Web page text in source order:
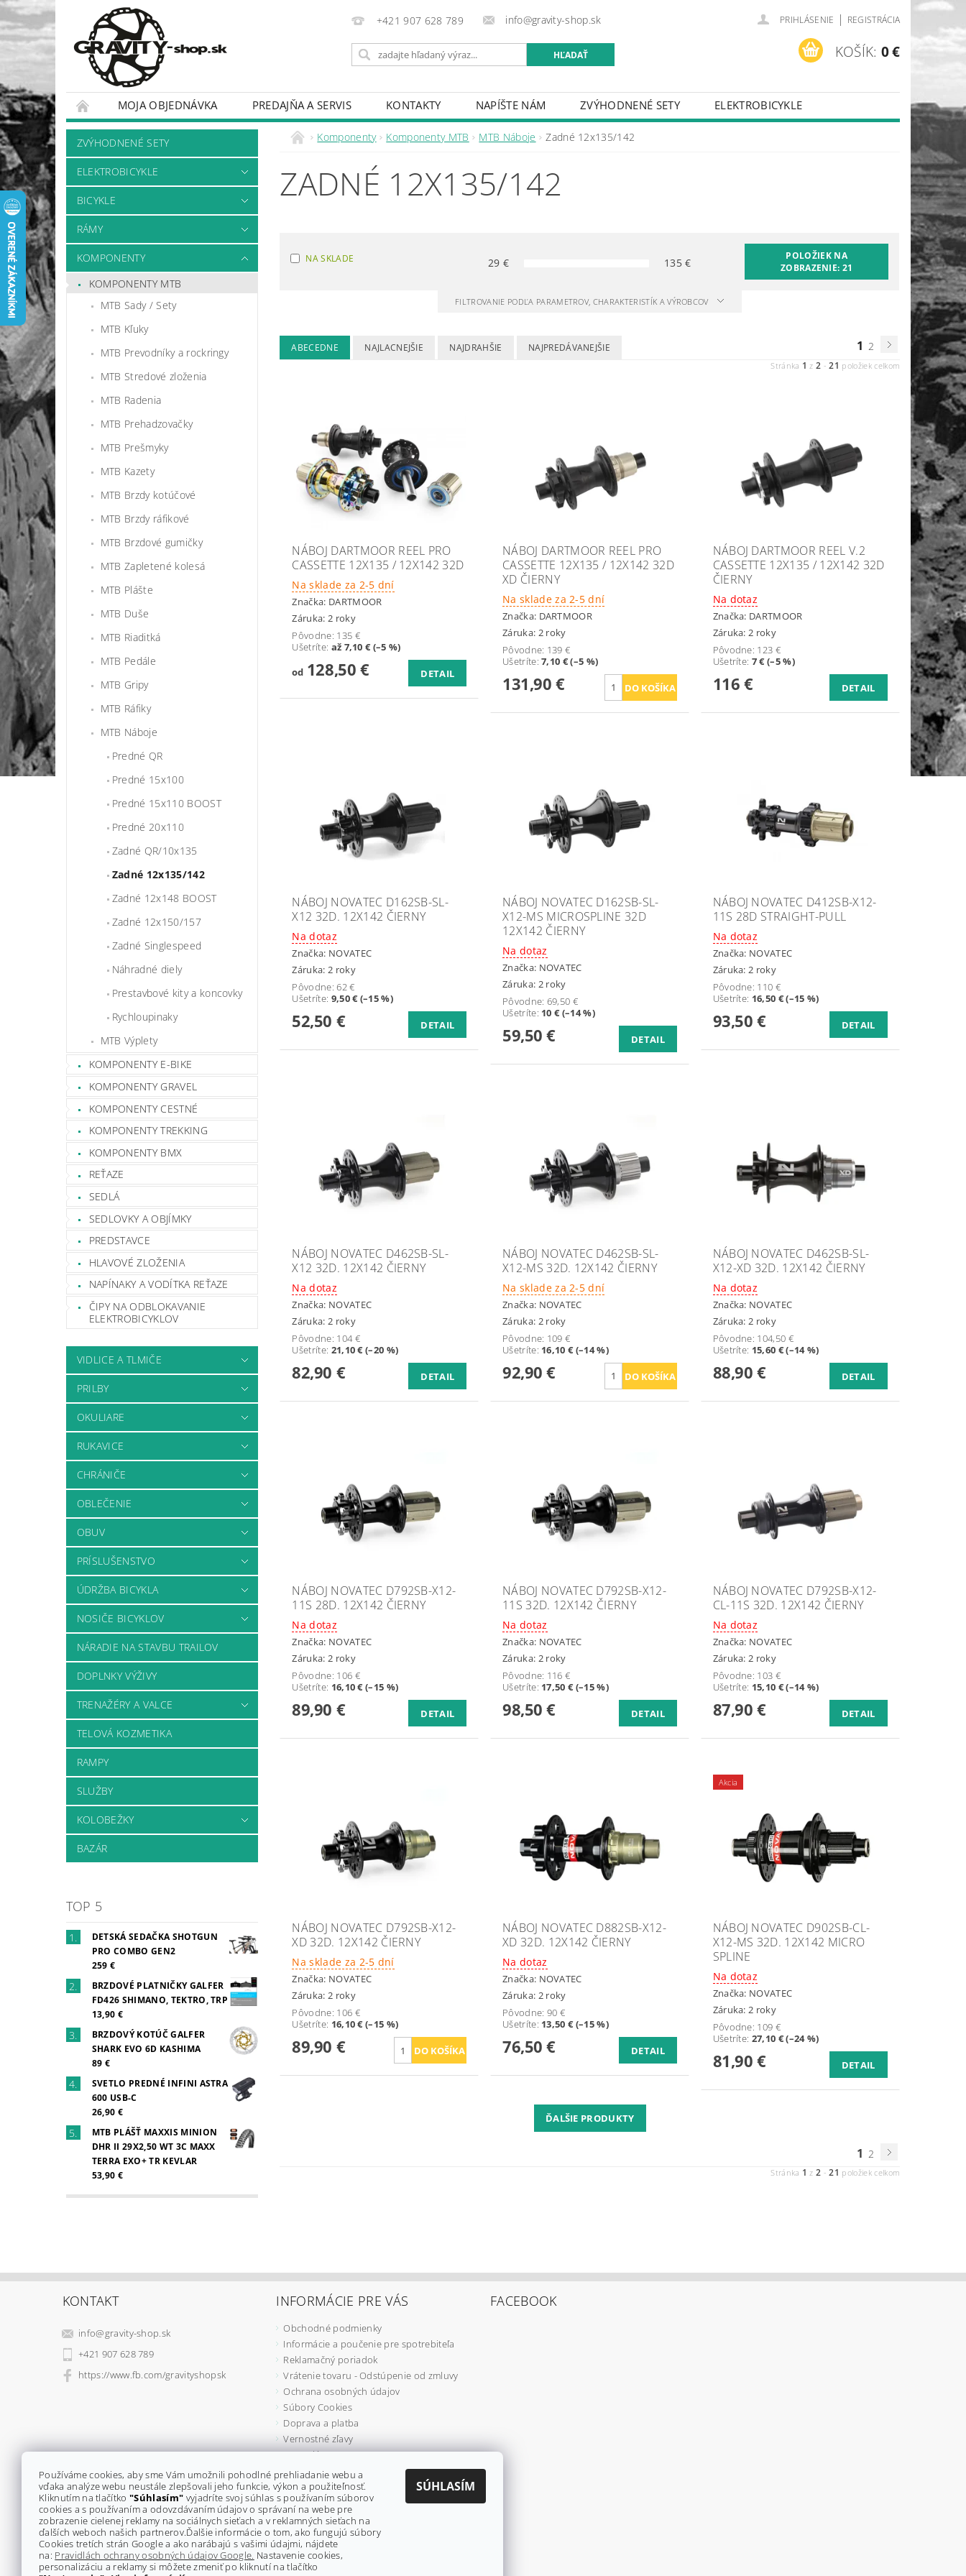
+421 907 628 789 info@gravity-shop.sk PRIHLÁSENIE | REGISTRÁCIA
KOŠÍK: 0 €
MOJA OBJEDNÁVKA PREDAJŇA A SERVIS KONTAKTY NAPÍŠTE NÁM ZVÝHODNENÉ SETY
ELEKTROBICYKLE
BICYKLE
RÁMY
ZVÝHODNENÉ SETY
ELEKTROBICYKLE
BICYKLE
RÁMY
KOMPONENTY
KOMPONENTY MTB
MTB Sady / Sety
MTB Kľuky
MTB Prevodníky a rockringy
MTB Stredové zloženia
MTB Radenia
MTB Prehadzovačky
MTB Prešmyky
MTB Kazety
MTB Brzdy kotúčové
MTB Brzdy ráfikové
MTB Brzdové gumičky
MTB Zapletené kolesá
MTB Plášte
MTB Duše
MTB Riaditká
MTB Pedále
MTB Gripy
MTB Ráfiky
MTB Náboje
Predné QR
Predné 15x100
Predné 15x110 BOOST
Predné 20x110
Zadné QR/10x135
Zadné 12x135/142
Zadné 12x148 BOOST
Zadné 12x150/157
Zadné Singlespeed
Náhradné diely
Prestavbové kity a koncovky
Rychloupinaky
MTB Výplety
KOMPONENTY E-BIKE
KOMPONENTY GRAVEL
KOMPONENTY CESTNÉ
KOMPONENTY TREKKING
KOMPONENTY BMX
REŤAZE
SEDLÁ
SEDLOVKY A OBJÍMKY
PREDSTAVCE
HLAVOVÉ ZLOŽENIA
NAPÍNAKY A VODÍTKA REŤAZE
ČIPY NA ODBLOKAVANIE
ELEKTROBICYKLOV
VIDLICE A TLMIČE
PRILBY
OKULIARE
RUKAVICE
CHRÁNIČE
OBLEČENIE
OBUV
PRÍSLUŠENSTVO
ÚDRŽBA BICYKLA
NOSIČE BICYKLOV
NÁRADIE NA STAVBU TRAILOV
DOPLNKY VÝŽIVY
TRENAŽÉRY A VALCE
TELOVÁ KOZMETIKA
RAMPY
SLUŽBY
KOLOBEŽKY
BAZÁR
TOP 5
DETSKÁ SEDAČKA SHOTGUN
PRO COMBO GEN2
259 €
BRZDOVÉ PLATNIČKY GALFER
FD426 SHIMANO, TEKTRO, TRP
13,90 €
BRZDOVÝ KOTÚČ GALFER
SHARK EVO 6D KASHIMA
89 €
SVETLO PREDNÉ INFINI ASTRA
600 USB-C
26,90 €
MTB PLÁŠŤ MAXXIS MINION
DHR II 29X2,50 WT 3C MAXX
TERRA EXO+ TR KEVLAR
53,90 €
Komponenty Komponenty MTB MTB Náboje Zadné 12x135/142
ZADNÉ 12X135/142
NA SKLADE 29 € 135€
POLOŽIEK NA
ZOBRAZENIE: 21
FILTROVANIE PODĽA PARAMETROV, CHARAKTERISTÍK A VÝROBCOV
ABECEDNE NAJLACNEJŠIE NAJDRAHŠIE NAJPREDÁVANEJŠIE 1 2
Stránka 1 z2 -21 položiek celkom
NÁBOJ DARTMOOR REEL PRO
CASSETTE 12X135 / 12X142 32D
Na sklade za 2-5 dní
Značka: DARTMOOR
Záruka: 2 roky
Pôvodne: 135 €
Ušetríte: až 7,10 € (–5 %)
od128,50 € DETAIL
NÁBOJ DARTMOOR REEL PRO
CASSETTE 12X135 / 12X142 32D
XD ČIERNY
Na sklade za 2-5 dní
Značka: DARTMOOR
Záruka: 2 roky
Pôvodne: 139 €
Ušetríte:7,10 € (–5 %)
131,90 €
NÁBOJ DARTMOOR REEL V.2
CASSETTE 12X135 / 12X142 32D
ČIERNY
Na dotaz
Značka: DARTMOOR
Záruka: 2 roky
Pôvodne: 123 €
Ušetríte: 7 € (–5 %)
116 € DETAIL
NÁBOJ NOVATEC D162SB-SL-
X12 32D. 12X142 ČIERNY
Na dotaz
Značka: NOVATEC
Záruka: 2 roky
Pôvodne:62 €
Ušetríte: 9,50 € (–15 %)
52,50 € DETAIL
NÁBOJ NOVATEC D162SB-SL-
X12-MS MICROSPLINE 32D
12X142 ČIERNY
Na dotaz
Značka: NOVATEC
Záruka: 2 roky
Pôvodne: 69,50 €
Ušetríte: 10 € (–14 %)
59,50 € DETAIL
NÁBOJ NOVATEC D412SB-X12-
11S 28D STRAIGHT-PULL
Na dotaz
Značka: NOVATEC
Záruka: 2 roky
Pôvodne: 110 €
Ušetríte: 16,50 € (–15 %)
93,50 € DETAIL
NÁBOJ NOVATEC D462SB-SL-
X12 32D. 12X142 ČIERNY
Na dotaz
Značka: NOVATEC
Záruka: 2 roky
Pôvodne: 104 €
Ušetríte: 21,10 € (–20 %)
82,90 € DETAIL
NÁBOJ NOVATEC D462SB-SL-
X12-MS 32D. 12X142 ČIERNY
Na sklade za 2-5 dní
Značka: NOVATEC
Záruka: 2 roky
Pôvodne: 109 €
Ušetríte: 16,10 € (–14 %)
92,90 €
NÁBOJ NOVATEC D462SB-SL-
X12-XD 32D. 12X142 ČIERNY
Na dotaz
Značka: NOVATEC
Záruka: 2 roky
Pôvodne: 104,50 €
Ušetríte: 15,60 € (–14 %)
88,90 € DETAIL
NÁBOJ NOVATEC D792SB-X12-
11S 28D. 12X142 ČIERNY
Na dotaz
Značka: NOVATEC
Záruka: 2 roky
Pôvodne: 106 €
Ušetríte: 16,10 € (–15 %)
89,90 € DETAIL
NÁBOJ NOVATEC D792SB-X12-
11S 32D. 12X142 ČIERNY
Na dotaz
Značka: NOVATEC
Záruka: 2 roky
Pôvodne: 116 €
Ušetríte: 17,50 € (–15 %)
98,50 € DETAIL
NÁBOJ NOVATEC D792SB-X12-
CL-11S 32D. 12X142 ČIERNY
Na dotaz
Značka: NOVATEC
Záruka: 2 roky
Pôvodne: 103 €
Ušetríte: 15,10 € (–14 %)
87,90 € DETAIL
NÁBOJ NOVATEC D792SB-X12-
XD 32D. 12X142 ČIERNY
Na sklade za 2-5 dní
Značka: NOVATEC
Záruka: 2 roky
Pôvodne: 106 €
Ušetríte: 16,10 € (–15 %)
89,90 €
NÁBOJ NOVATEC D882SB-X12-
XD 32D. 12X142 ČIERNY
Na dotaz
Značka: NOVATEC
Záruka: 2 roky
Pôvodne: 90 €
Ušetríte: 13,50 € (–15 %)
76,50 € DETAIL
Akcia
NÁBOJ NOVATEC D902SB-CL-
X12-MS 32D. 12X142 MICRO
SPLINE
Na dotaz
Značka: NOVATEC
Záruka: 2 roky
Pôvodne: 109 €
Ušetríte: 27,10 € (–24 %)
81,90 € DETAIL
ĎALŠIE PRODUKTY
1 2
Stránka 1 z2 -21 položiek celkom
KONTAKT
info@gravity-shop.sk
+421 907 628 789
https://www.fb.com/gravityshopsk
INFORMÁCIE PRE VÁS
Obchodné podmienky
Informácie a poučenie pre spotrebiteľa
Reklamačný poriadok
Vrátenie tovaru - Odstúpenie od zmluvy
Ochrana osobných údajov
Súbory Cookies
Doprava a platba
Vernostné zľavy
Formuláre
Kontakty
FACEBOOK
Používáme cookies, aby sme Vám umožnili pohodlné prehliadanie webu a
vďaka analýze webu neustále zlepšovali jeho funkcie, výkon a použiteľnosť.
Kliknutím na tlačítko"Súhlasím" vyjadríte svoj súhlas s používaním súborov
cookies a s používaním a odovzdávaním údajov o správaní na webe pre
zobrazenie cielenej reklamy na sociálnych sieťach a v reklamných sieťach na
ďalších weboch našich partnerov.Ďalšie informácie o tom, ako fungujú súbory
Cookies tretích strán Google a ako narábajú s vašimi údajmi, nájdete
na: Pravidlách ochrany osobných údajov Google. Nastavenie cookies,
personalizáciu a reklamy si môžete zmeniť po kliknutí na tlačítko
SÚHLASÍM